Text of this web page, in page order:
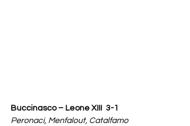
Buccinasco – Leone XIII  3-1
Peronaci, Menfalout, Catalfamo